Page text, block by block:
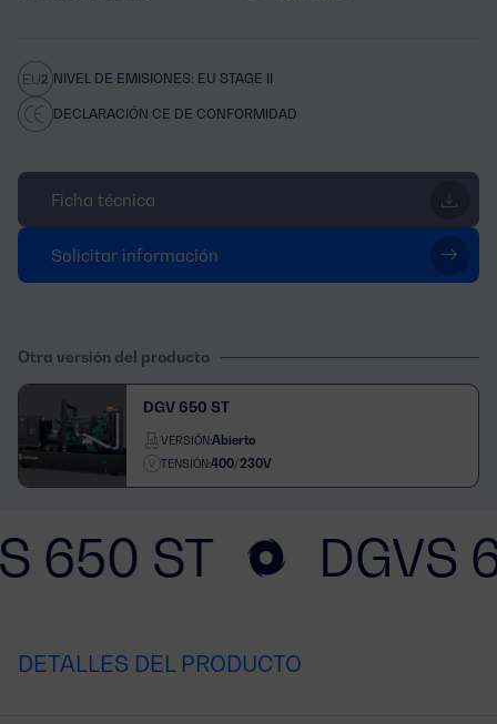
NIVEL DE EMISIONES: EU STAGE II
DECLARACIÓN CE DE CONFORMIDAD
Ficha técnica
Solicitar información
Otra versión del producto
DGV 650 ST
VERSIÓN:Abierto
TENSIÓN:400/230V
650 ST DGVS
DETALLES DEL PRODUCTO